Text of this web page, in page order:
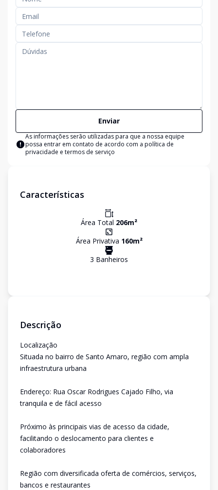
Enviar
As informações serão utilizadas para que a nossa equipe
possa entrar em contato de acordo com a política de
privacidade e termos de serviço
Características
Área Total 206m²
Área Privativa 160m²
3 Banheiros
Descrição
Localização
Situada no bairro de Santo Amaro, região com ampla
infraestrutura urbana
Endereço: Rua Oscar Rodrigues Cajado Filho, via
tranquila e de fácil acesso
Próximo às principais vias de acesso da cidade,
facilitando o deslocamento para clientes e
colaboradores
Região com diversificada oferta de comércios, serviços,
bancos e restaurantes